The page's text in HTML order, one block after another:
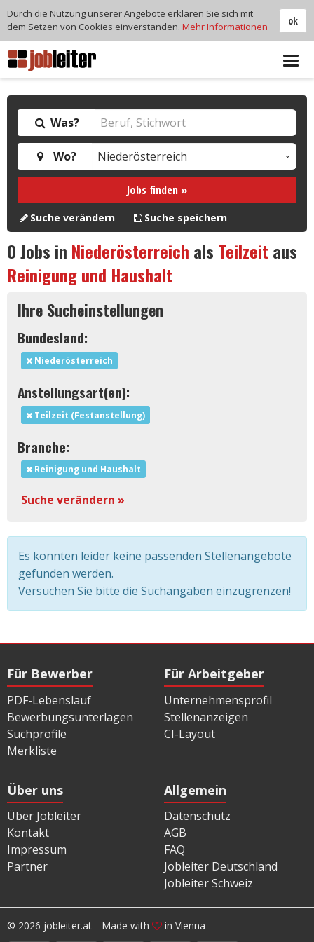
Was?
Wo?
Jobs finden »
Suche verändern Suche speichern
0Jobs in Niederösterreich als Teilzeitaus
Reinigung und Haushalt
Ihre Sucheinstellungen
Bundesland:
Niederösterreich
Anstellungsart(en):
Teilzeit (Festanstellung)
Branche:
Reinigung und Haushalt
Suche verändern »
Es konnten leider keine passenden Stellenangebote
gefunden werden.
Versuchen Sie bitte die Suchangaben einzugrenzen!
Für Bewerber
PDF-Lebenslauf
Bewerbungsunterlagen
Suchprofile
Merkliste
Für Arbeitgeber
Unternehmensprofil
Stellenanzeigen
CI-Layout
Über uns
Über Jobleiter
Kontakt
Impressum
Partner
Allgemein
Datenschutz
AGB
FAQ
Jobleiter Deutschland
Jobleiter Schweiz
© 2026 jobleiter.at Made with in Vienna
ok
Durch die Nutzung unserer Angebote erklären Sie sich mit
dem Setzen von Cookies einverstanden. Mehr Informationen